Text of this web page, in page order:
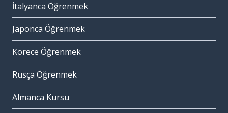
İtalyanca Öğrenmek
Japonca Öğrenmek
Korece Öğrenmek
Rusça Öğrenmek
Almanca Kursu